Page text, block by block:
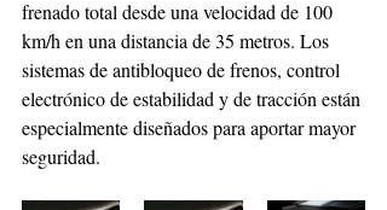
frenado total desde una velocidad de 100
km/h en una distancia de 35 metros. Los
sistemas de antibloqueo de frenos, control
electrónico de estabilidad y de tracción están
especialmente diseñados para aportar mayor
seguridad.